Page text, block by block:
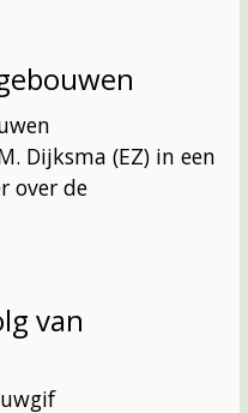
Dijksma (EZ) in een
over de
van